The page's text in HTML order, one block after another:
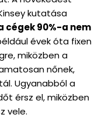
kutatása
cégek 90%-a nem
évek óta fixen
miközben a
nőnek,
Ugyanabból a
érsz el, miközben
vele.